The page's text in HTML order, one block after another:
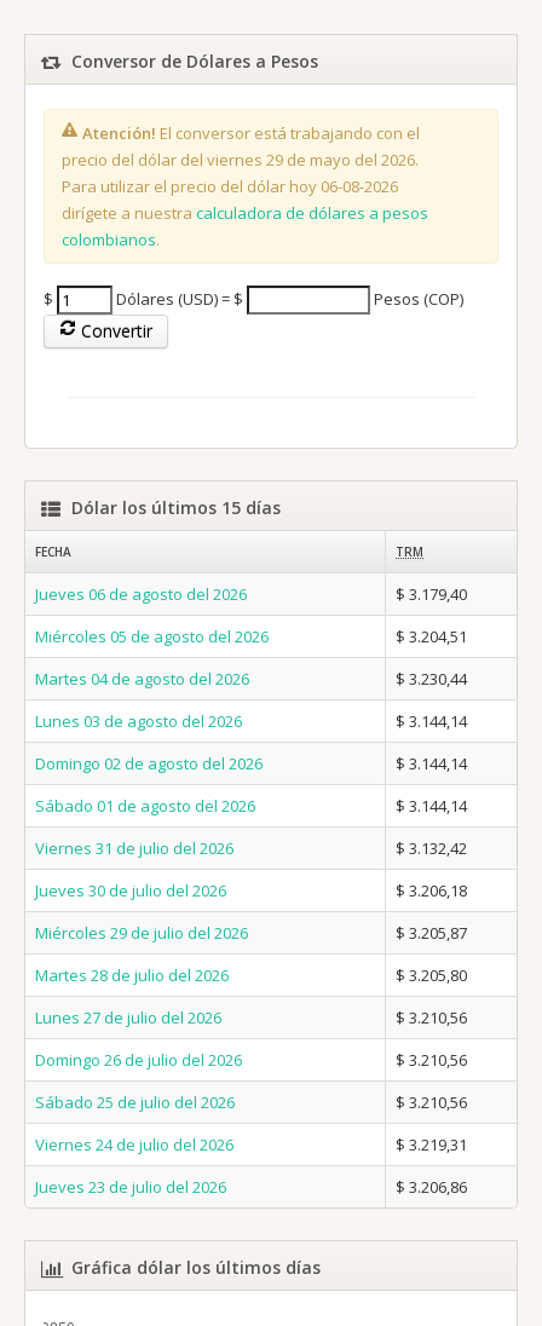
Conversor de Dólares a Pesos
Atención! El conversor está trabajando con el
precio del dólar del viernes 29 de mayo del 2026.
Para utilizar el precio del dólar hoy 06-08-2026
dirígete a nuestra calculadora de dólares a pesos
colombianos.
$ Dólares (USD) = $ Pesos (COP)
Convertir
Dólar los últimos 15 días
FECHA TRM
Jueves 06 de agosto del 2026
$ 3.179,40
Miércoles 05 de agosto del 2026
$ 3.204,51
Martes 04 de agosto del 2026
$ 3.230,44
Lunes 03 de agosto del 2026
$ 3.144,14
Domingo 02 de agosto del 2026
$ 3.144,14
Sábado 01 de agosto del 2026
$ 3.144,14
Viernes 31 de julio del 2026
$ 3.132,42
Jueves 30 de julio del 2026
$ 3.206,18
Miércoles 29 de julio del 2026
$ 3.205,87
Martes 28 de julio del 2026
$ 3.205,80
Lunes 27 de julio del 2026
$ 3.210,56
Domingo 26 de julio del 2026
$ 3.210,56
Sábado 25 de julio del 2026
$ 3.210,56
Viernes 24 de julio del 2026
$ 3.219,31
Jueves 23 de julio del 2026
$ 3.206,86
Gráfica dólar los últimos días